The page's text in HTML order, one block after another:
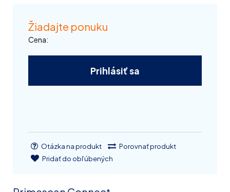
Žiadajte ponuku
Cena:
Prihlásiť sa
Otázka na produkt
Porovnať produkt
Pridať do obľúbených